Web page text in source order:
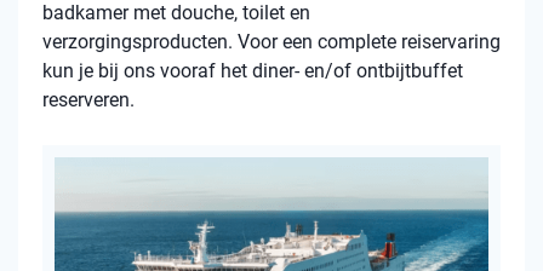
badkamer met douche, toilet en
verzorgingsproducten. Voor een complete reiservaring
kun je bij ons vooraf het diner- en/of ontbijtbuffet
reserveren.